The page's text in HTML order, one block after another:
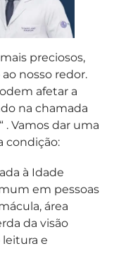
preciosos,
nosso redor.
afetar a
na chamada
. Vamos dar uma
condição:
à Idade
em pessoas
área
da visão
e